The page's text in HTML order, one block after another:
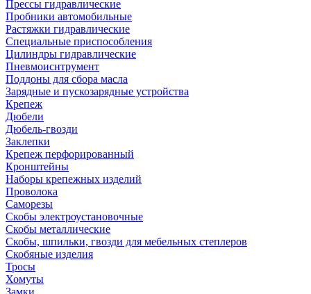
Прессы гидравлические
Пробники автомобильные
Растяжки гидравлические
Специальные приспособления
Цилиндры гидравлические
Пневмоиснтрумент
Поддоны для сбора масла
Зарядные и пускозарядные устройства
Крепеж
Дюбели
Дюбель-гвозди
Заклепки
Крепеж перфорированный
Кронштейны
Наборы крепежных изделий
Проволока
Саморезы
Скобы электроустановочные
Скобы металлические
Скобы, шпильки, гвозди для мебельных степлеров
Скобяные изделия
Тросы
Хомуты
Замки